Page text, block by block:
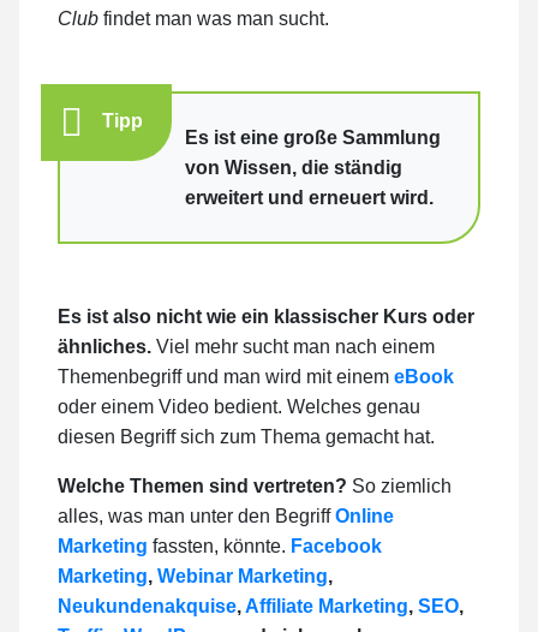
Club findet man was man sucht.
Tipp
Es ist eine große Sammlung
von Wissen, die ständig
erweitert und erneuert wird.
Es ist also nicht wie ein klassischer Kurs oder
ähnliches. Viel mehr sucht man nach einem
Themenbegriff und man wird mit einem eBook
oder einem Video bedient. Welches genau
diesen Begriff sich zum Thema gemacht hat.
Welche Themen sind vertreten? So ziemlich
alles, was man unter den BegriffOnline
Marketing fassten, könnte. Facebook
Marketing, Webinar Marketing,
Neukundenakquise,Affiliate Marketing, SEO,